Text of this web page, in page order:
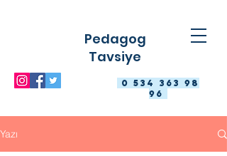
0 534 363 98
96
Pedagog
Tavsiye
Yazı